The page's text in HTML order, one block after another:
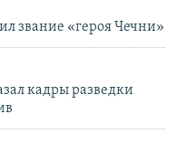
звание «героя Чечни»
кадры разведки